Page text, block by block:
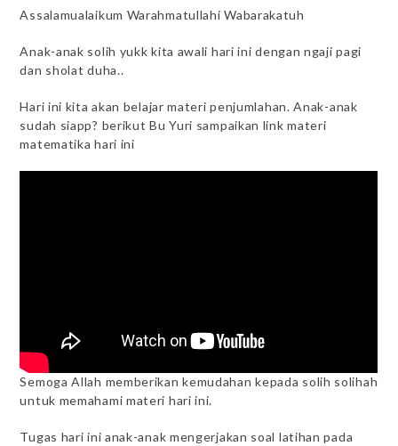
Assalamualaikum Warahmatullahi Wabarakatuh
Anak-anak solih yukk kita awali hari ini dengan ngaji pagi
dan sholat duha..
Hari ini kita akan belajar materi penjumlahan. Anak-anak
sudah siapp? berikut Bu Yuri sampaikan link materi
matematika hari ini
Semoga Allah memberikan kemudahan kepada solih solihah
untuk memahami materi hari ini.
Tugas hari ini anak-anak mengerjakan soal latihan pada